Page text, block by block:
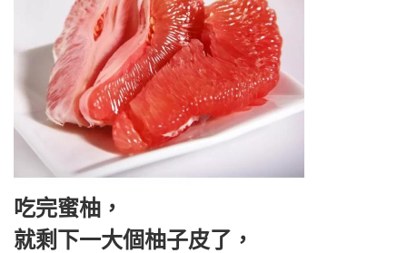
吃完蜜柚，
就剩下一大個柚子皮了，